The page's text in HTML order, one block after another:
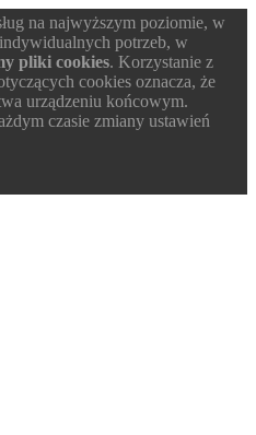
na najwyższym poziomie, w
potrzeb, w
pliki cookies. Korzystanie z
cookies oznacza, że
urządzeniu końcowym.
czasie zmiany ustawień